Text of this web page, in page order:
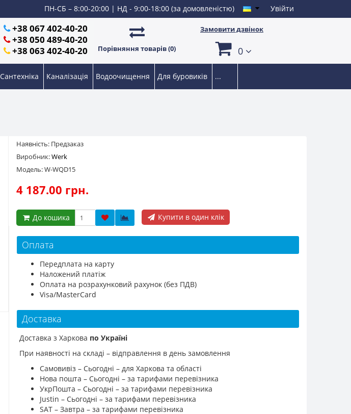
ПН-СБ – 8:00-20:00 | НД - 9:00-18:00 (за домовленістю) Увійти
+38 067 402-40-20
+38 050 489-40-20
+38 063 402-40-20
Порівняння товарів (0)
Замовити дзвінок
0
Сантехніка Каналізація Водоочищення Для буровиків ...
Наявність: Предзаказ
Виробник:Werk
Модель: W-WQD15
4 187.00 грн.
До кошика Купити в один клік
Оплата
Передплата на карту
Наложений платіж
Оплата на розрахунковий рахунок (без ПДВ)
Visa/MasterCard
Доставка
Доставка з Харкова по Україні
При наявності на складі – відправлення в день замовлення
Самовивіз – Сьогодні – для Харкова та області
Нова пошта – Сьогодні – за тарифами перевізника
УкрПошта – Сьогодні – за тарифами перевізника
Justin – Сьогодні – за тарифами перевізника
SAT – Завтра – за тарифами перевізника